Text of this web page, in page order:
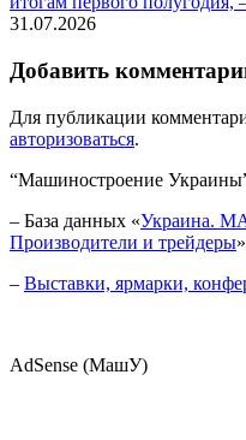
31.07.2026
Добавить
Для публикации
авторизоваться.
“Машиностроение
– База данных «Украина.
Производители и трейдеры»
– Выставки, ярмарки,
AdSense (МашУ)